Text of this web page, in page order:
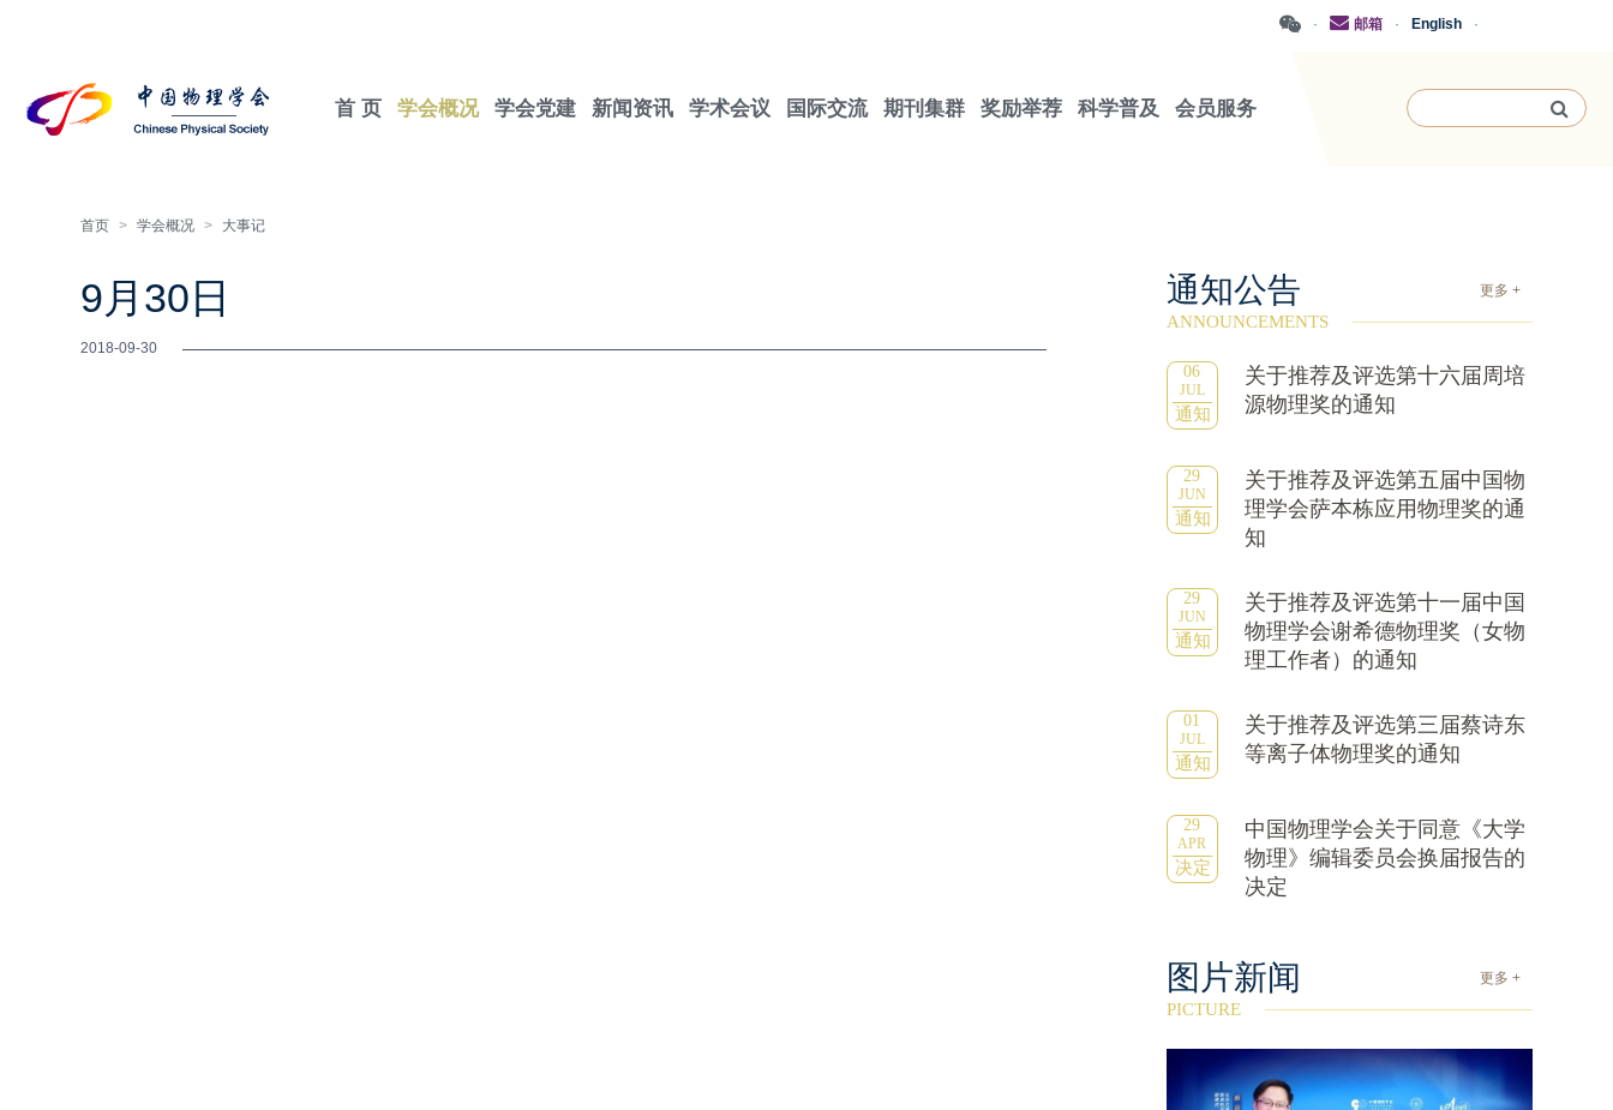
·
English
·
邮箱
·
首 页 学会概况 学会党建 新闻资讯 学术会议 国际交流 期刊集群 奖励举荐 科学普及 会员服务
首页 > 学会概况 > 大事记
9月30日
2018-09-30
通知公告 更多 +
ANNOUNCEMENTS
06
JUL
通知
关于推荐及评选第十六届周培
源物理奖的通知
29
JUN
通知
关于推荐及评选第五届中国物
理学会萨本栋应用物理奖的通
知
29
JUN
通知
关于推荐及评选第十一届中国
物理学会谢希德物理奖（女物
理工作者）的通知
01
JUL
通知
关于推荐及评选第三届蔡诗东
等离子体物理奖的通知
29
APR
决定
中国物理学会关于同意《大学
物理》编辑委员会换届报告的
决定
更多 +
图片新闻
PICTURE